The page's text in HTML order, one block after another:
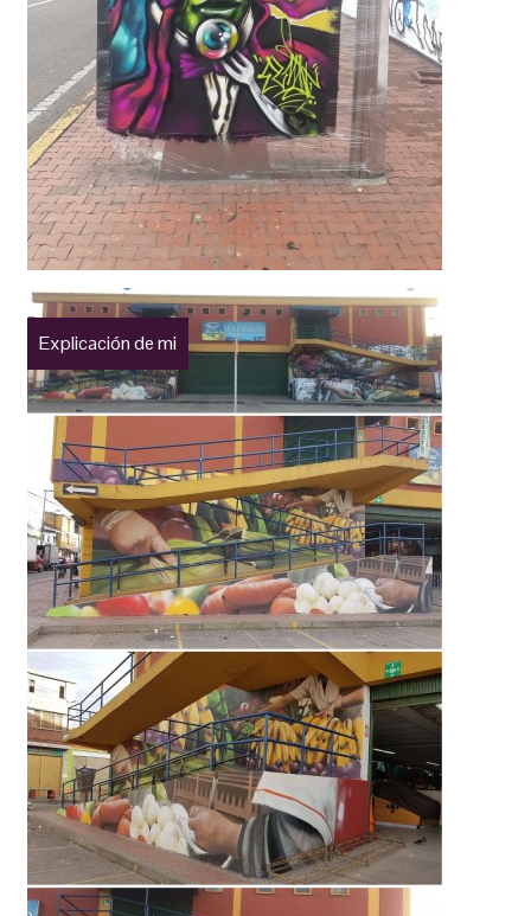
Explicación de mi